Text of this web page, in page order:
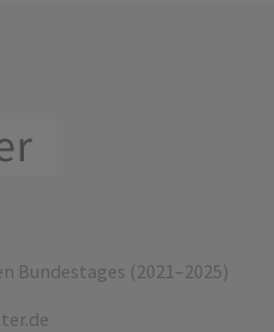
Bundestages (2021–2025)